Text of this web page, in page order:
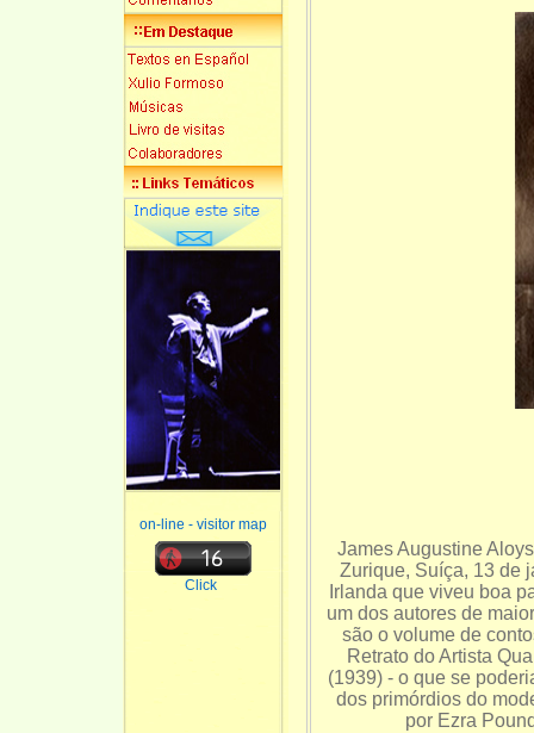
on-line - visitor map
Click
James Augustine
Zurique, Suíça, 13 de
Irlanda que viveu boa
um dos autores de
são o volume de
Retrato do Artista
(1939) - o que se
dos primórdios do
por Ezra